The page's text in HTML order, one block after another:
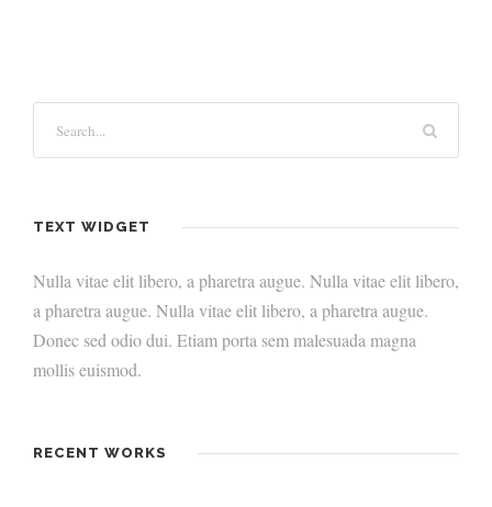
TEXT WIDGET
Nulla vitae elit libero, a pharetra augue. Nulla vitae elit libero,
a pharetra augue. Nulla vitae elit libero, a pharetra augue.
Donec sed odio dui. Etiam porta sem malesuada magna
mollis euismod.
RECENT WORKS